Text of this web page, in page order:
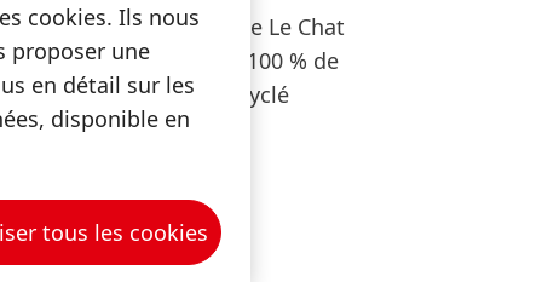
L’éco-recharge Le Chat
composée à 100 % de
plastique recyclé
de
cookies. Ils nous
proposer une
en détail sur les
disponible en
tous les cookies